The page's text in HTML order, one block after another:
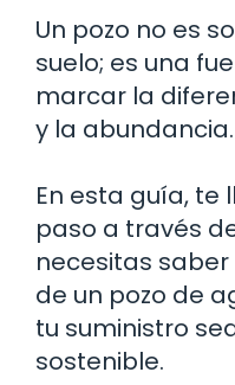
Un pozo no es
suelo; es una
marcar la
y la abundancia.
En esta guía, te
paso a través
necesitas
de un pozo de
tu suministro
sostenible.